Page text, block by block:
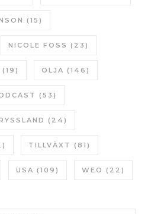
(15)
NICOLE FOSS (23)
(19) OLJA (146)
(53)
(24)
TILLVÄXT (81)
USA (109) WEO (22)